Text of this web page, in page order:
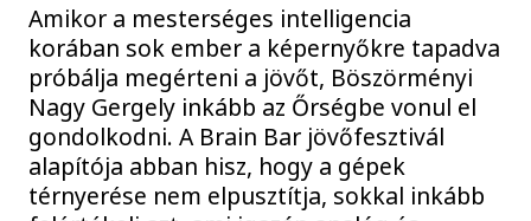
Amikor a mesterséges intelligencia
korában sok ember a képernyőkre tapadva
próbálja megérteni a jövőt, Böszörményi
Nagy Gergely inkább az Őrségbe vonul el
gondolkodni. A Brain Bar jövőfesztivál
alapítója abban hisz, hogy a gépek
térnyerése nem elpusztítja, sokkal inkább